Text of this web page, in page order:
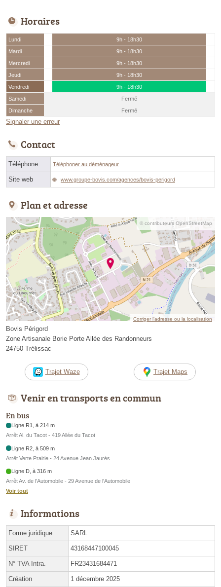
Horaires
Lundi
9h - 18h30
Mardi
9h - 18h30
Mercredi
9h - 18h30
Jeudi
9h - 18h30
Vendredi
9h - 18h30
Samedi
Fermé
Dimanche
Fermé
Signaler une erreur
Contact
Téléphone Téléphoner au déménageur
Site web www.groupe-bovis.com/agences/bovis-perigord
Plan et adresse
© contributeurs OpenStreetMap
Corriger l’adresse ou la localisation
Bovis Périgord
Zone Artisanale Borie Porte Allée des Randonneurs
24750 Trélissac
Trajet Waze Trajet Maps
Venir en transports en commun
En bus
Ligne R1, à 214 m
Arrêt Al. du Tacot - 419 Allée du Tacot
Ligne R2, à 509 m
Arrêt Verte Prairie - 24 Avenue Jean Jaurès
Ligne D, à 316 m
Arrêt Av. de l'Automobile - 29 Avenue de l'Automobile
Voir tout
Informations
Forme juridique SARL
SIRET 43168447100045
N° TVA Intra. FR23431684471
Création 1 décembre 2025